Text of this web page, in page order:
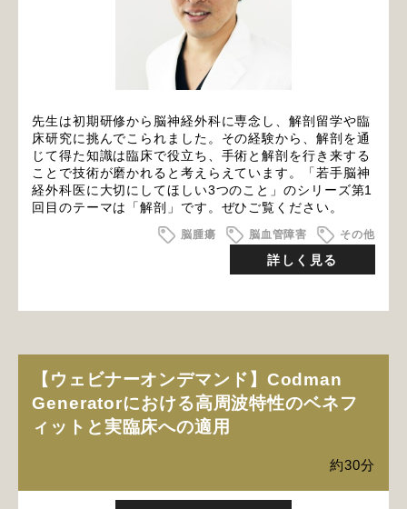
先生は初期研修から脳神経外科に専念し、解剖留学や臨
床研究に挑んでこられました。その経験から、解剖を通
じて得た知識は臨床で役立ち、手術と解剖を行き来する
ことで技術が磨かれると考えらえています。「若手脳神
経外科医に大切にしてほしい3つのこと」のシリーズ第1
回目のテーマは「解剖」です。ぜひご覧ください。
脳腫瘍 脳血管障害 その他
詳しく見る
【ウェビナーオンデマンド】Codman
Generatorにおける高周波特性のベネフ
ィットと実臨床への適用
約30分